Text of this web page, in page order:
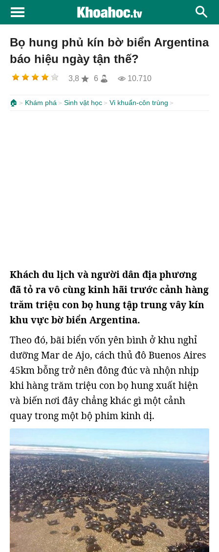
Bọ hung phủ kín bờ biển Argentina
báo hiệu ngày tận thế?
3,8 6 10.710
🏠 Khám phá Sinh vật học Vi khuẩn-côn trùng
Khách du lịch và người dân địa phương
đã tỏ ra vô cùng kinh hãi trước cảnh hàng
trăm triệu con bọ hung tập trung vây kín
khu vực bờ biển Argentina.
Theo đó, bãi biển vốn yên bình ở khu nghỉ
dưỡng Mar de Ajo, cách thủ đô Buenos Aires
45km bỗng trở nên đông đúc và nhộn nhịp
khi hàng trăm triệu con bọ hung xuất hiện
và biến nơi đây chẳng khác gì một cảnh
quay trong một bộ phim kinh dị.